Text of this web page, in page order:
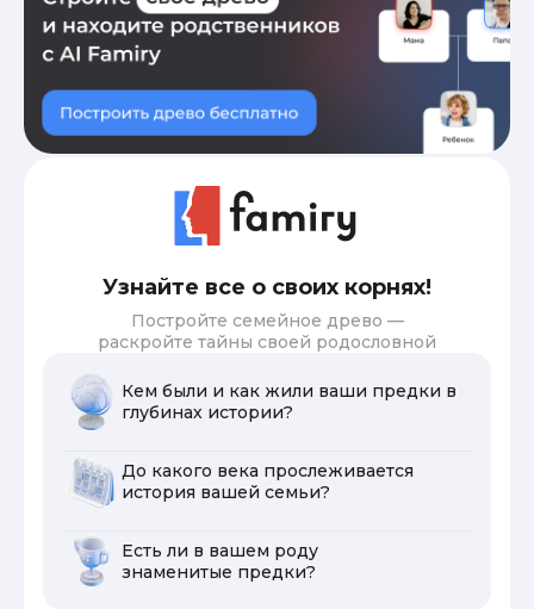
Узнайте все о своих корнях!
Постройте семейное древо —
раскройте тайны своей родословной
Кем были и как жили ваши предки в
глубинах истории?
До какого века прослеживается
история вашей семьи?
Есть ли в вашем роду
знаменитые предки?